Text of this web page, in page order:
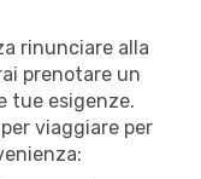
rinunciare alla
prenotare un
tue esigenze.
viaggiare per